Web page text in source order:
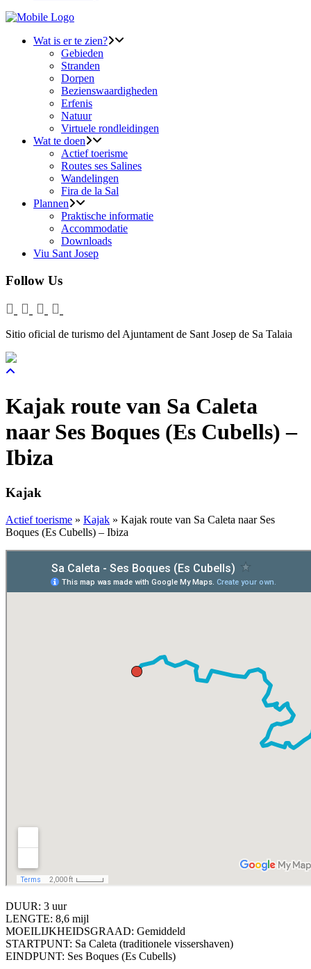
Wat is er te zien?
Gebieden
Stranden
Dorpen
Bezienswaardigheden
Erfenis
Natuur
Virtuele rondleidingen
Wat te doen
Actief toerisme
Routes ses Salines
Wandelingen
Fira de la Sal
Plannen
Praktische informatie
Accommodatie
Downloads
Viu Sant Josep
Follow Us
Sitio oficial de turismo del Ajuntament de Sant Josep de Sa Talaia
Kajak route van Sa Caleta
naar Ses Boques (Es Cubells) –
Ibiza
Kajak
Actief toerisme » Kajak » Kajak route van Sa Caleta naar Ses
Boques (Es Cubells) – Ibiza
DUUR: 3 uur
LENGTE: 8,6 mijl
MOEILIJKHEIDSGRAAD: Gemiddeld
STARTPUNT: Sa Caleta (traditionele vissershaven)
EINDPUNT: Ses Boques (Es Cubells)